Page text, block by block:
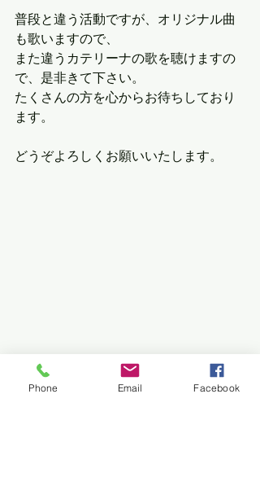
普段と違う活動ですが、オリジナル曲
も歌いますので、
また違うカテリーナの歌を聴けますの
で、是非きて下さい。
たくさんの方を心からお待ちしており
ます。
どうぞよろしくお願いいたします。
Phone Email Facebook